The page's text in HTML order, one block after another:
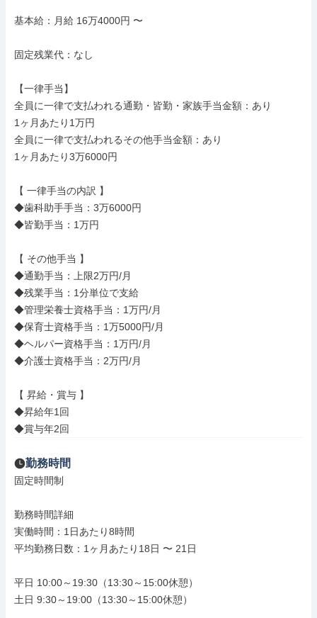
基本給：月給 16万4000円 〜
固定残業代：なし
【一律手当】
全員に一律で支払われる通勤・皆勤・家族手当金額：あり
1ヶ月あたり1万円
全員に一律で支払われるその他手当金額：あり
1ヶ月あたり3万6000円
【 一律手当の内訳 】
◆歯科助手手当：3万6000円
◆皆勤手当：1万円
【 その他手当 】
◆通勤手当：上限2万円/月
◆残業手当：1分単位で支給
◆管理栄養士資格手当：1万円/月
◆保育士資格手当：1万5000円/月
◆ヘルパー資格手当：1万円/月
◆介護士資格手当：2万円/月
【 昇給・賞与 】
◆昇給年1回
◆賞与年2回
勤務時間
固定時間制
勤務時間詳細
実働時間：1日あたり8時間
平均勤務日数：1ヶ月あたり18日 〜 21日
平日 10:00～19:30（13:30～15:00休憩）
土日 9:30～19:00（13:30～15:00休憩）